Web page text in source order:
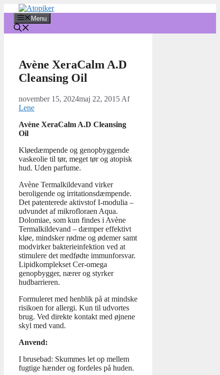
indhold
Menu
Avène XeraCalm A.D
Cleansing Oil
november 15, 2024maj 22, 2015 Af
Lene
Avène XeraCalm A.D Cleansing
Oil
Kløedæmpende og genopbyggende
vaskeolie til tør, meget tør og atopisk
hud. Uden parfume.
Avène Termalkildevand virker
beroligende og irritationsdæmpende.
Det patenterede aktivstof I-modulia –
udvundet af mikrofloraen Aqua.
Dolomiae, som kun findes i Avène
Termalkildevand – dæmper effektivt
kløe, mindsker rødme og ødemer samt
modvirker bakterieinfektion ved at
stimulere det medfødte immunforsvar.
Lipidkomplekset Cer-omega
genopbygger, nærer og styrker
hudbarrieren.
Formuleret med henblik på at mindske
risikoen for allergi. Kun til udvortes
brug. Ved direkte kontakt med øjnene
skyl med vand.
Anvend:
I brusebad: Skummes let op mellem
fugtige hænder og fordeles på huden.